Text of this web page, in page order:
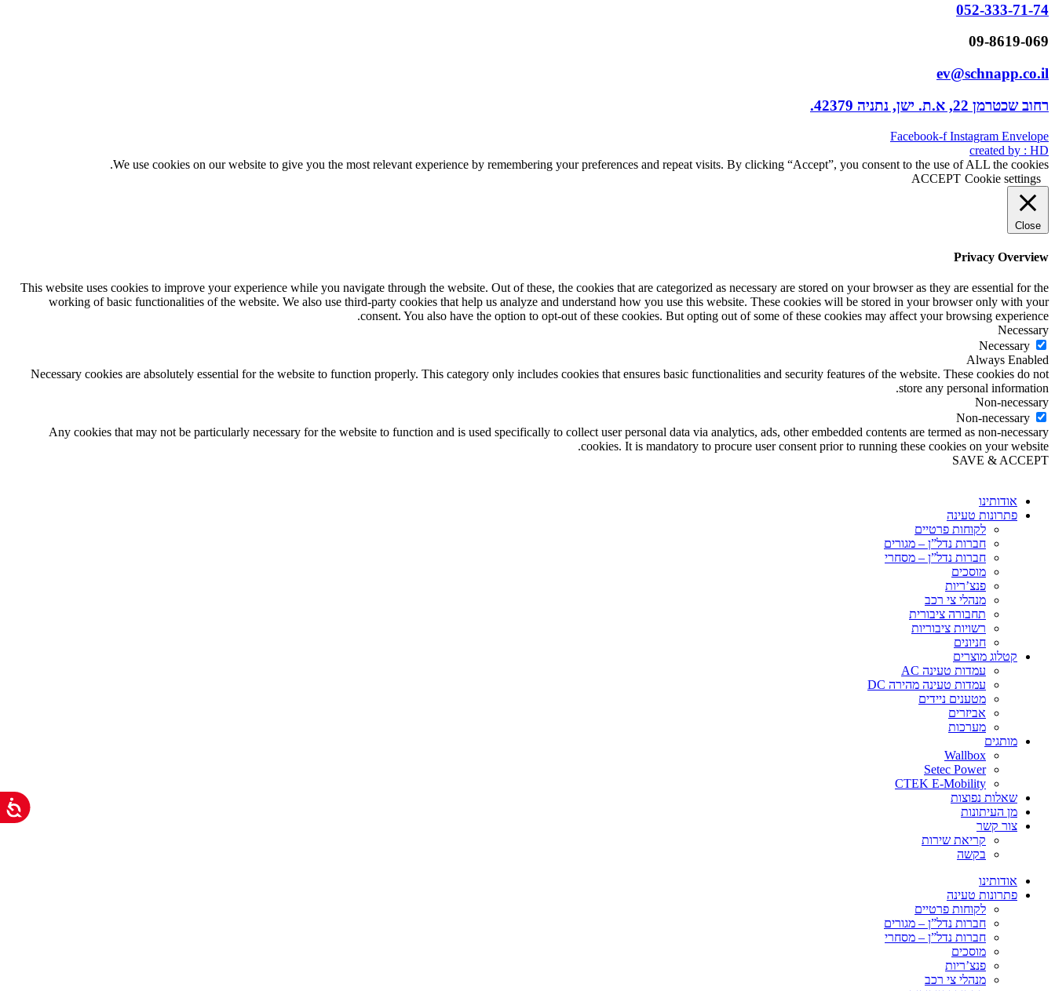
052-333-71-74
09-8619-069
ev@schnapp.co.il
רחוב שכטרמן 22, א.ת. ישן, נתניה 42379.
Facebook-f Instagram Envelope
created by : HD
We use cookies on our website to give you the most relevant experience by remembering your preferences and repeat visits. By clicking “Accept”, you consent to the use of ALL the cookies.
Cookie settings
ACCEPT
Close
Privacy Overview
This website uses cookies to improve your experience while you navigate through the website. Out of these, the cookies that are categorized as necessary are stored on your browser as they are essential for the
working of basic functionalities of the website. We also use third-party cookies that help us analyze and understand how you use this website. These cookies will be stored in your browser only with your
consent. You also have the option to opt-out of these cookies. But opting out of some of these cookies may affect your browsing experience.
Necessary
Necessary
Always Enabled
Necessary cookies are absolutely essential for the website to function properly. This category only includes cookies that ensures basic functionalities and security features of the website. These cookies do not
store any personal information.
Non-necessary
Non-necessary
Any cookies that may not be particularly necessary for the website to function and is used specifically to collect user personal data via analytics, ads, other embedded contents are termed as non-necessary
cookies. It is mandatory to procure user consent prior to running these cookies on your website.
SAVE & ACCEPT
אודותינו
פתרונות טעינה
לקוחות פרטיים
חברות נדל”ן – מגורים
חברות נדל”ן – מסחרי
מוסכים
פנצ’ריות
מנהלי צי רכב
תחבורה ציבורית
רשויות ציבוריות
חניונים
קטלוג מוצרים
עמדות טעינה AC
עמדות טעינה מהירה DC
מטענים ניידים
אביזרים
מערכות
מותגים
Wallbox
Setec Power
CTEK E-Mobility
שאלות נפוצות
מן העיתונות
צור קשר
קריאת שירות
בקשה
אודותינו
פתרונות טעינה
לקוחות פרטיים
חברות נדל”ן – מגורים
חברות נדל”ן – מסחרי
מוסכים
פנצ’ריות
מנהלי צי רכב